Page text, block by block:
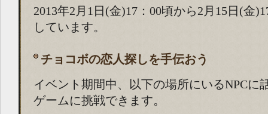
2013年2月1日(金)17：00頃から2月15日(金
しています。
チョコボの恋人探しを手伝おう
イベント期間中、以下の場所にいるNPCに
ゲームに挑戦できます。